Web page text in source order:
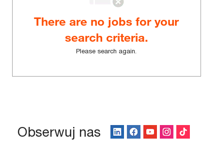
There are no jobs for your
search criteria.
Please search again.
Obserwuj nas